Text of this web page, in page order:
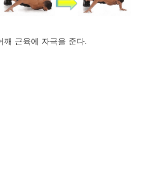
근육에 자극을 준다.